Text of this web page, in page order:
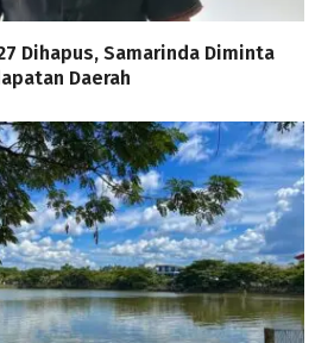
Dihapus, Samarinda Diminta
Daerah